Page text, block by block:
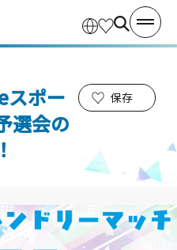
スポー
選会の
保存